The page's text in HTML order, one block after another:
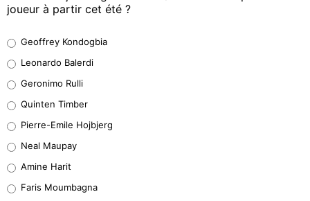
joueur à partir cet été ?
38%
32%
4%
1%
Geoffrey Kondogbia
Leonardo Balerdi
Geronimo Rulli
Quinten Timber
Pierre-Emile Hojbjerg
Neal Maupay
Amine Harit
Faris Moumbagna